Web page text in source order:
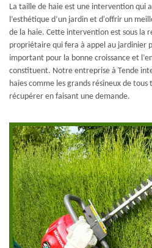
La taille de haie est une intervention qui
l’esthétique d’un jardin et d'offrir un
de la haie. Cette intervention est sous la
propriétaire qui fera à appel au jardinier
important pour la bonne croissance et
constituent. Notre entreprise à Tende
haies comme les grands résineux de
récupérer en faisant une demande.